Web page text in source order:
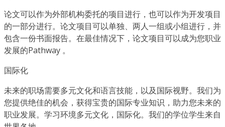
论文可以作为外部机构委托的项目进行，也可以作为开发项目
的一部分进行。论文项目可以单独、两人一组或小组进行，并
包含一份书面报告。在最佳情况下，论文项目可以成为您职业
发展的Pathway 。
国际化
未来的职场需要多元文化和语言技能，以及国际视野。我们为
您提供绝佳的机会，获得宝贵的国际专业知识，助力您未来的
职业发展。学习环境多元文化，国际化。我们的学位学生来自